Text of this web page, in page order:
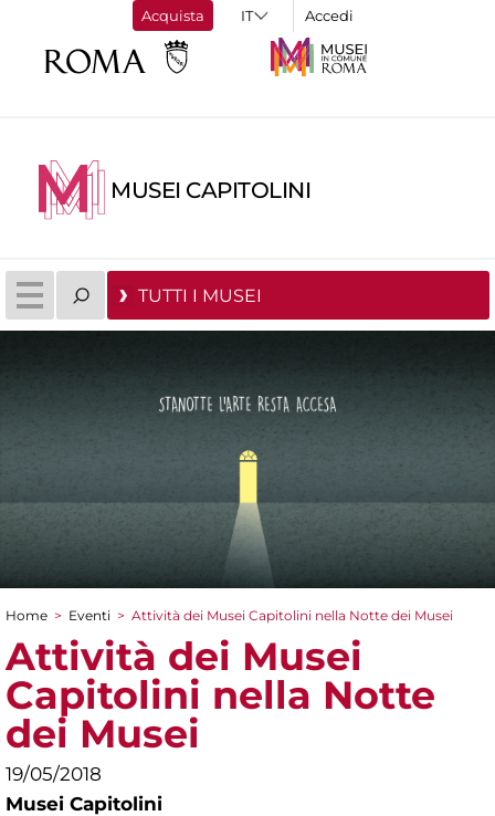
Acquista Accedi
MUSEI CAPITOLINI
TUTTI I MUSEI
Tu sei qui
Home > Eventi > Attività dei Musei Capitolini nella Notte dei Musei
Attività dei Musei
Capitolini nella Notte
dei Musei
19/05/2018
Musei Capitolini